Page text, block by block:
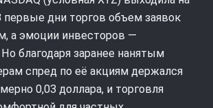
первые дни торгов объем заявок
а эмоции инвесторов —
благодаря заранее нанятым
спред по её акциям держался
0,03 доллара, и торговля